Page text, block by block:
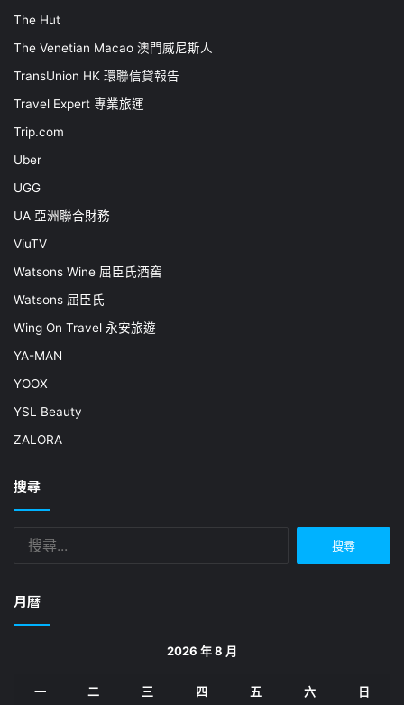
The Hut
The Venetian Macao 澳門威尼斯人
TransUnion HK 環聯信貸報告
Travel Expert 專業旅運
Trip.com
Uber
UGG
UA 亞洲聯合財務
ViuTV
Watsons Wine 屈臣氏酒窖
Watsons 屈臣氏
Wing On Travel 永安旅遊
YA-MAN
YOOX
YSL Beauty
ZALORA
搜尋
月曆
2026 年 8 月
一 二 三 四 五 六 日